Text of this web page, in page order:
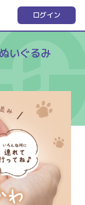
ログイン
いぐるみ